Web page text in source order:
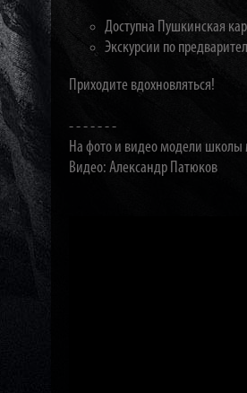
Доступна Пушкинская
Экскурсии по
Приходите вдохновляться!
- - - - - - -
На фото и видео модели школы
Видео: Александр Патюков